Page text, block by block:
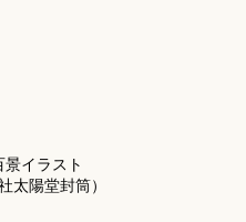
イラスト
太陽堂封筒）